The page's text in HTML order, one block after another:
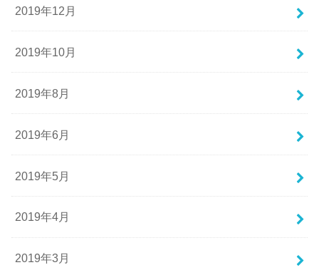
2019年12月
2019年10月
2019年8月
2019年6月
2019年5月
2019年4月
2019年3月